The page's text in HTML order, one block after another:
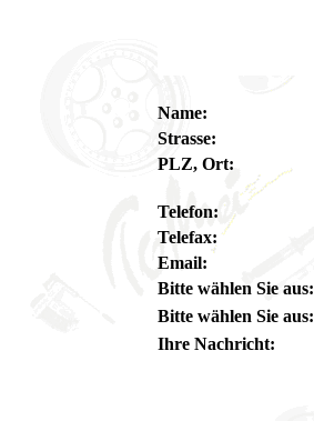
Name:
Strasse:
PLZ, Ort:
Telefon:
Telefax:
Email:
Bitte wählen Sie aus:
Bitte wählen Sie aus:
Ihre Nachricht: